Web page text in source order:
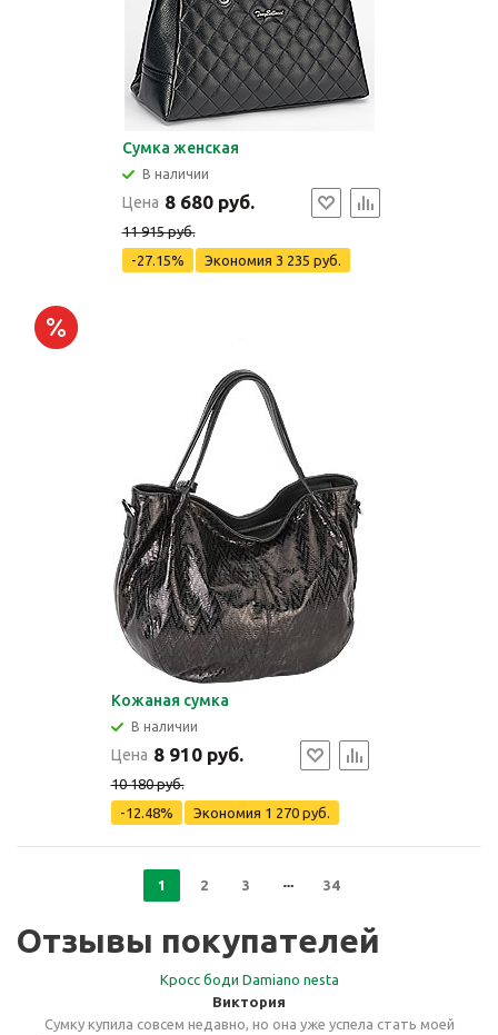
Сумка женская
В наличии
Цена 8 680 руб.
11 915 руб.
-27.15%
Экономия 3 235 руб.
Кожаная сумка
В наличии
Цена 8 910 руб.
10 180 руб.
-12.48%
Экономия 1 270 руб.
1 2 3 34
Отзывы покупателей
Кросс боди Damiano nesta
Виктория
Сумку купила совсем недавно, но она уже успела стать моей